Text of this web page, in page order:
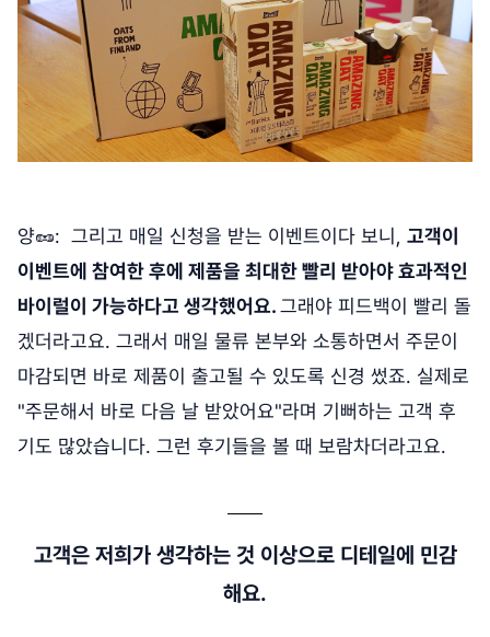
양🥜: 그리고 매일 신청을 받는 이벤트이다 보니, 고객이
이벤트에 참여한 후에 제품을 최대한 빨리 받아야 효과적인
바이럴이 가능하다고 생각했어요.그래야 피드백이 빨리 돌
겠더라고요. 그래서 매일 물류 본부와 소통하면서 주문이
마감되면 바로 제품이 출고될 수 있도록 신경 썼죠. 실제로
"주문해서 바로 다음 날 받았어요"라며 기뻐하는 고객 후
기도 많았습니다. 그런 후기들을 볼 때 보람차더라고요.
고객은 저희가 생각하는 것 이상으로 디테일에 민감
해요.